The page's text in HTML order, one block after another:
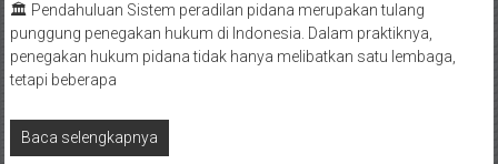
🏛️ Pendahuluan Sistem peradilan pidana merupakan tulang
punggung penegakan hukum di Indonesia. Dalam praktiknya,
penegakan hukum pidana tidak hanya melibatkan satu lembaga,
tetapi beberapa
Baca selengkapnya